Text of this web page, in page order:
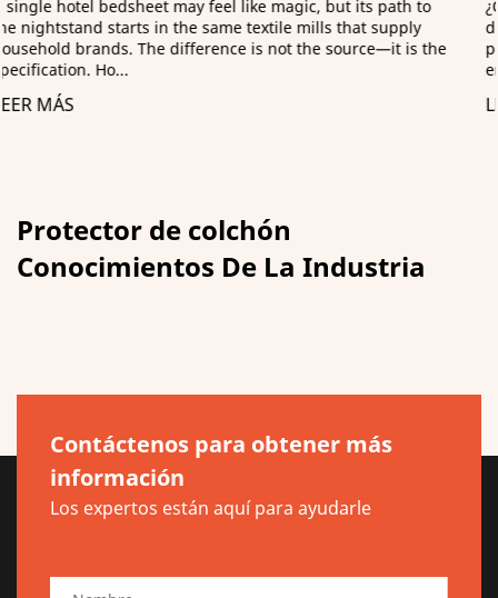
¿Qué significa realmente "ultra suave"? Una vez, un gerente
de adquisiciones rechazó un envío de 2.000 almohadas no
porque estuvieran defectuosas, sino porque simplemente
eran lo sufic...
LEER MÁS
Protector de colchón
Conocimientos De La Industria
Contáctenos para obtener más
información
Los expertos están aquí para ayudarle